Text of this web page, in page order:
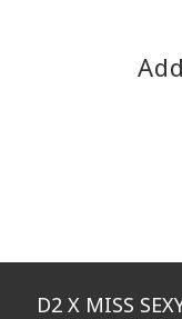
D2 X MISS